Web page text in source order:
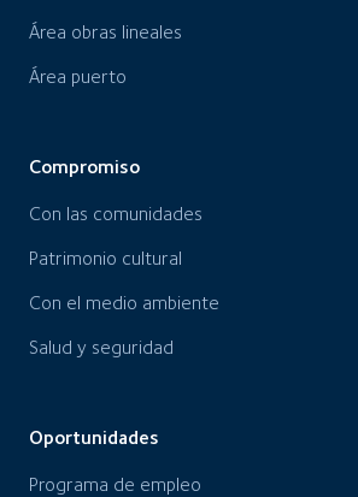
Área obras lineales
Área puerto
Compromiso
Con las comunidades
Patrimonio cultural
Con el medio ambiente
Salud y seguridad
Oportunidades
Programa de empleo